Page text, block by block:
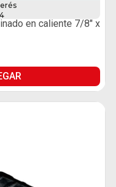
en caliente 7/8" x